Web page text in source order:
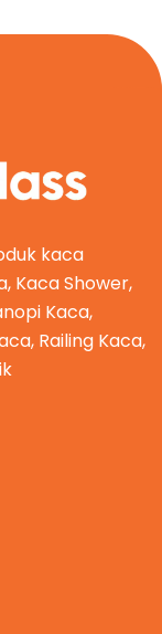
kaca
Kaca Shower,
Kaca,
Railing Kaca,